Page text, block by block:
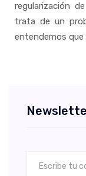
regularización
trata de un
entendemos que